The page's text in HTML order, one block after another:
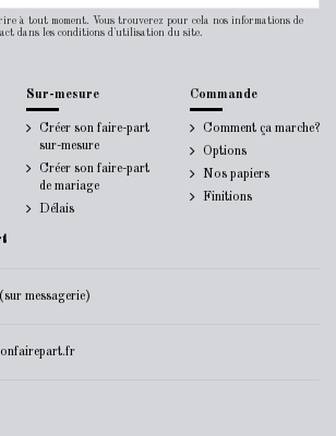
à tout moment. Vous trouverez pour cela nos informations de
dans les conditions d'utilisation du site.
Sur-mesure
Créer son faire-part
sur-mesure
Créer son faire-part
de mariage
Délais
Commande
Comment ça marche?
Options
Nos papiers
Finitions
messagerie)